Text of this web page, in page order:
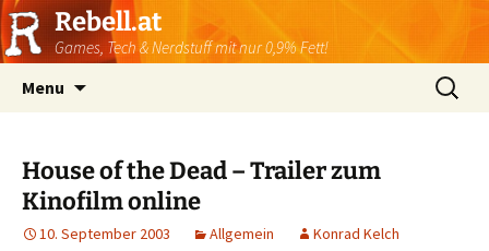
Rebell.at
Games, Tech & Nerdstuff mit nur 0,9% Fett!
Menu
Suchen
nach:
House of the Dead – Trailer zum
Kinofilm online
10. September 2003 Allgemein Konrad Kelch